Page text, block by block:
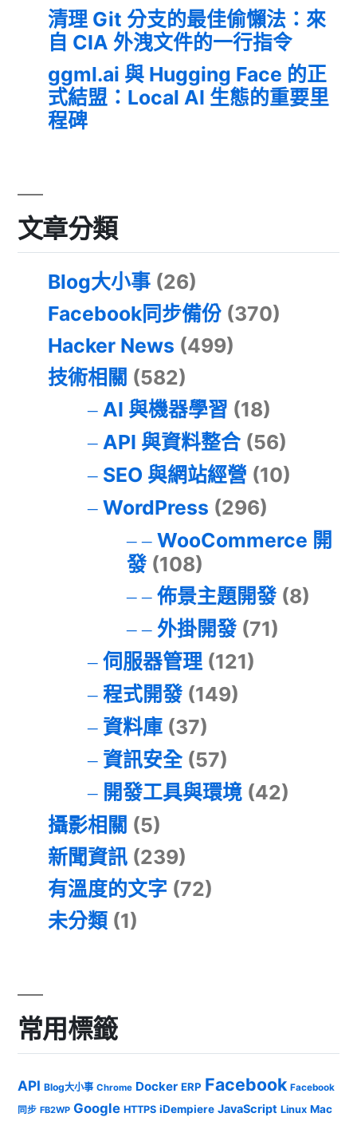
清理 Git 分支的最佳偷懶法：來
自 CIA 外洩文件的一行指令
ggml.ai 與 Hugging Face 的正
式結盟：Local AI 生態的重要里
程碑
文章分類
Blog大小事 (26)
Facebook同步備份 (370)
Hacker News (499)
技術相關 (582)
AI 與機器學習 (18)
API 與資料整合(56)
SEO 與網站經營 (10)
WordPress (296)
WooCommerce 開
發(108)
佈景主題開發(8)
外掛開發(71)
伺服器管理(121)
程式開發(149)
資料庫(37)
資訊安全(57)
開發工具與環境(42)
攝影相關 (5)
新聞資訊 (239)
有溫度的文字 (72)
未分類 (1)
常用標籤
API Blog大小事 Chrome Docker ERP Facebook Facebook
同步 FB2WP Google HTTPS iDempiere JavaScript Linux Mac